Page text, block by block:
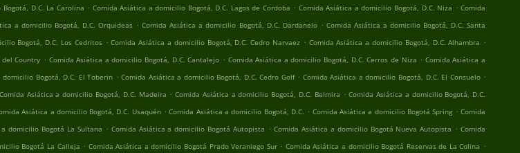
D.C. La Carolina . Comida Asiática a domicilio Bogotá, D.C. Lagos de Cordoba . Comida Asiática a domicilio Bogotá, D.C. Niza . Comida
a domicilio Bogotá, D.C. Orquideas . Comida Asiática a domicilio Bogotá, D.C. Dardanelo . Comida Asiática a domicilio Bogotá, D.C. Santa
Bogotá, D.C. Los Cedritos . Comida Asiática a domicilio Bogotá, D.C. Cedro Narvaez . Comida Asiática a domicilio Bogotá, D.C. Alhambra .
Country . Comida Asiática a domicilio Bogotá, D.C. Cantalejo . Comida Asiática a domicilio Bogotá, D.C. Cerros de Niza . Comida Asiática a
Bogotá, D.C. El Toberin . Comida Asiática a domicilio Bogotá, D.C. Cedro Golf . Comida Asiática a domicilio Bogotá, D.C. El Consuelo .
Comida Asiática a domicilio Bogotá, D.C. Madeira . Comida Asiática a domicilio Bogotá, D.C. Belmira . Comida Asiática a domicilio Bogotá, D.C.
Asiática a domicilio Bogotá, D.C. Usaquén . Comida Asiática a domicilio Bogotá, D.C. . Comida Asiática a domicilio Bogotá Spring . Comida
domicilio Bogotá La Sultana . Comida Asiática a domicilio Bogotá Autopista . Comida Asiática a domicilio Bogotá Nueva Autopista . Comida
Bogotá La Calleja . Comida Asiática a domicilio Bogotá Prado Veraniego Sur . Comida Asiática a domicilio Bogotá Reservas de La Colina .